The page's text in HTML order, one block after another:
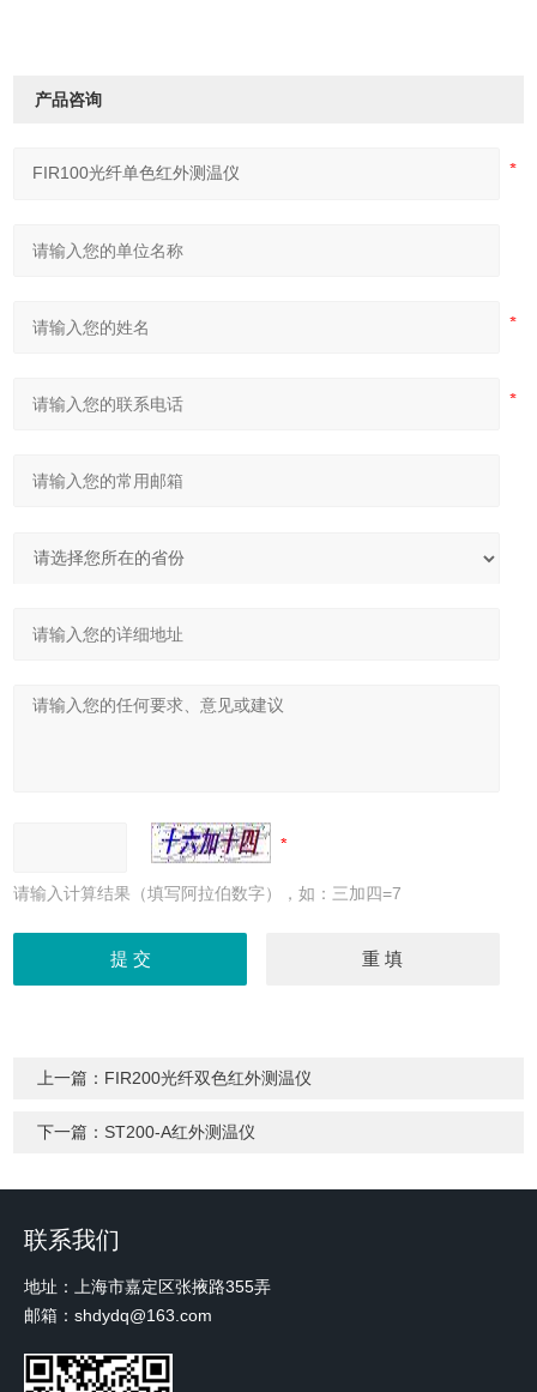
产品咨询
请输入计算结果（填写阿拉伯数字），如：三加四=7
上一篇： FIR200光纤双色红外测温仪
下一篇： ST200-A红外测温仪
联系我们
地址：上海市嘉定区张掖路355弄
邮箱：shdydq@163.com